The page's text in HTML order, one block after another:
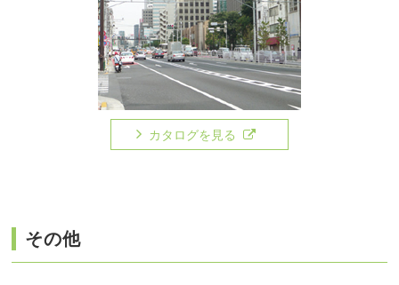
カタログを見る
その他